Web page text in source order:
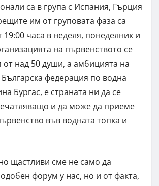
са в група с Испания, Гърция
им от груповата фаза са
часа в неделя, понеделник и
на първенството се
от над 50 души, а амбицията на
федерация по водна
Бургас, е страната ни да се
и да може да приеме
във водната топка и
щастливи сме не само да
форум у нас, но и от факта,